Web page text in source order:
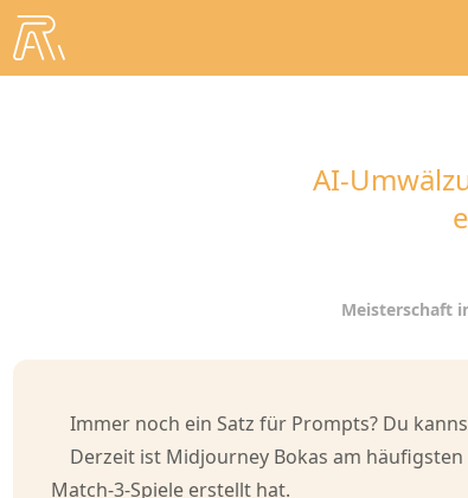
AI-
Meisterschaft
Immer noch ein Satz für Prompts? Du
Derzeit ist Midjourney Bokas am
Match-3-Spiele erstellt hat.